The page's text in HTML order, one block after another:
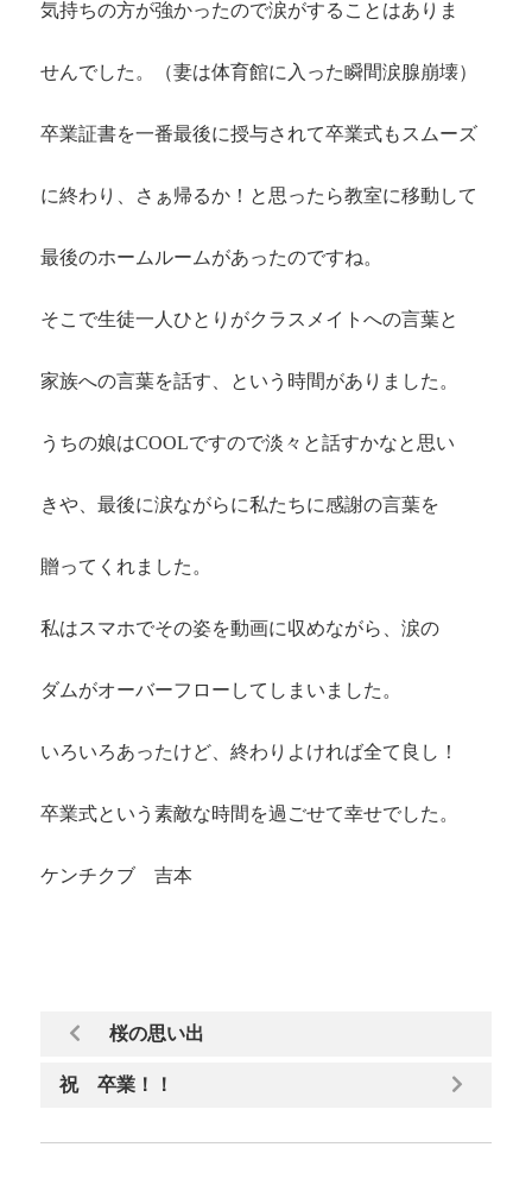
気持ちの方が強かったので涙がすることはありま
せんでした。（妻は体育館に入った瞬間涙腺崩壊）
卒業証書を一番最後に授与されて卒業式もスムーズ
に終わり、さぁ帰るか！と思ったら教室に移動して
最後のホームルームがあったのですね。
そこで生徒一人ひとりがクラスメイトへの言葉と
家族への言葉を話す、という時間がありました。
うちの娘はCOOLですので淡々と話すかなと思い
きや、最後に涙ながらに私たちに感謝の言葉を
贈ってくれました。
私はスマホでその姿を動画に収めながら、涙の
ダムがオーバーフローしてしまいました。
いろいろあったけど、終わりよければ全て良し！
卒業式という素敵な時間を過ごせて幸せでした。
ケンチクブ 吉本
桜の思い出
祝 卒業！！